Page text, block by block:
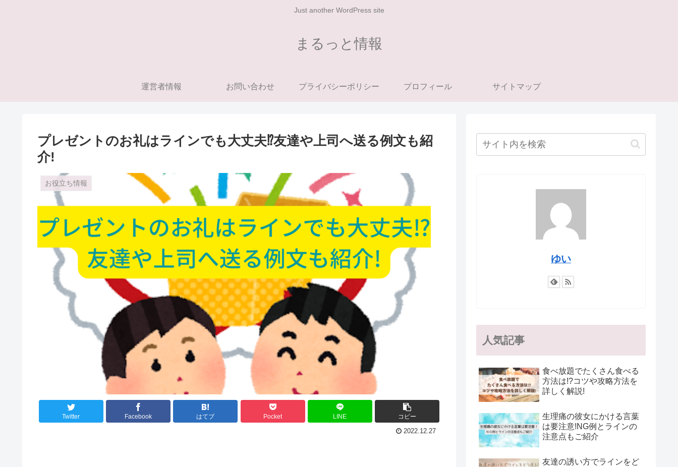
Just another WordPress site
まるっと情報
運営者情報 お問い合わせ プライバシーポリシー プロフィール サイトマップ
プレゼントのお礼はラインでも大丈夫⁉友達や上司へ送る例文も紹
介!
お役立ち情報
Twitter Facebook はてブ Pocket LINE コピー
2022.12.27
ゆい
人気記事
食べ放題でたくさん食べる
方法は!?コツや攻略方法を
詳しく解説!
生理痛の彼女にかける言葉
は要注意!NG例とラインの
注意点もご紹介
友達の誘い方でラインをど